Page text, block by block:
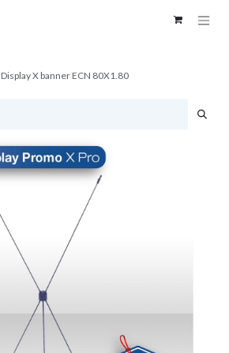
Display X banner ECN 80X1.80